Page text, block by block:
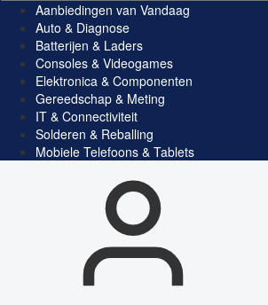
Aanbiedingen van Vandaag
Auto & Diagnose
Batterijen & Laders
Consoles & Videogames
Elektronica & Componenten
Gereedschap & Meting
IT & Connectiviteit
Solderen & Reballing
Mobiele Telefoons & Tablets